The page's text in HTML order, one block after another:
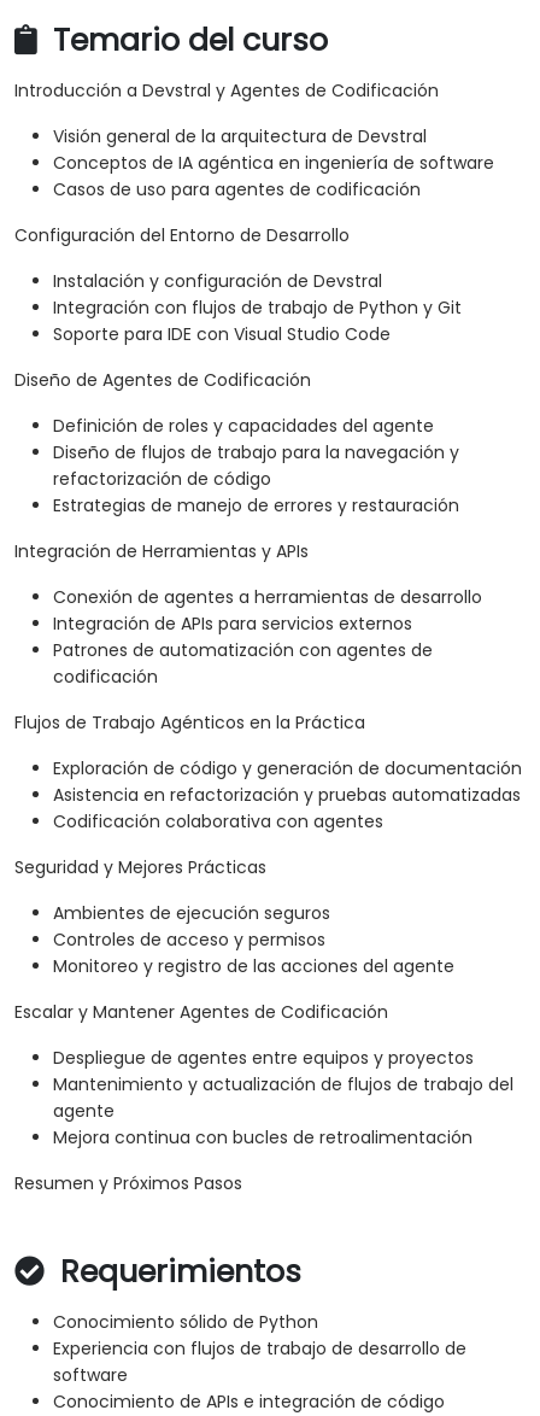
Temario del curso
Introducción a Devstral y Agentes de Codificación
Visión general de la arquitectura de Devstral
Conceptos de IA agéntica en ingeniería de software
Casos de uso para agentes de codificación
Configuración del Entorno de Desarrollo
Instalación y configuración de Devstral
Integración con flujos de trabajo de Python y Git
Soporte para IDE con Visual Studio Code
Diseño de Agentes de Codificación
Definición de roles y capacidades del agente
Diseño de flujos de trabajo para la navegación y
refactorización de código
Estrategias de manejo de errores y restauración
Integración de Herramientas y APIs
Conexión de agentes a herramientas de desarrollo
Integración de APIs para servicios externos
Patrones de automatización con agentes de
codificación
Flujos de Trabajo Agénticos en la Práctica
Exploración de código y generación de documentación
Asistencia en refactorización y pruebas automatizadas
Codificación colaborativa con agentes
Seguridad y Mejores Prácticas
Ambientes de ejecución seguros
Controles de acceso y permisos
Monitoreo y registro de las acciones del agente
Escalar y Mantener Agentes de Codificación
Despliegue de agentes entre equipos y proyectos
Mantenimiento y actualización de flujos de trabajo del
agente
Mejora continua con bucles de retroalimentación
Resumen y Próximos Pasos
Requerimientos
Conocimiento sólido de Python
Experiencia con flujos de trabajo de desarrollo de
software
Conocimiento de APIs e integración de código